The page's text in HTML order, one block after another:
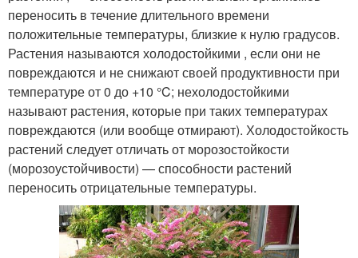
переносить в течение длительного времени
положительные температуры, близкие к нулю градусов.
Растения называются холодостойкими , если они не
повреждаются и не снижают своей продуктивности при
температуре от 0 до +10 °C; нехолодостойкими
называют растения, которые при таких температурах
повреждаются (или вообще отмирают). Холодостойкость
растений следует отличать от морозостойкости
(морозоустойчивости) — способности растений
переносить отрицательные температуры.